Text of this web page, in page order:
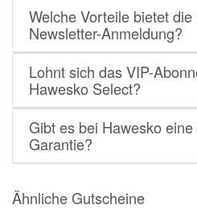
Welche Vorteile bietet
Newsletter-Anmeldung?
Lohnt sich das VIP-
Hawesko Select?
Gibt es bei Hawesko
Garantie?
Ähnliche Gutscheine